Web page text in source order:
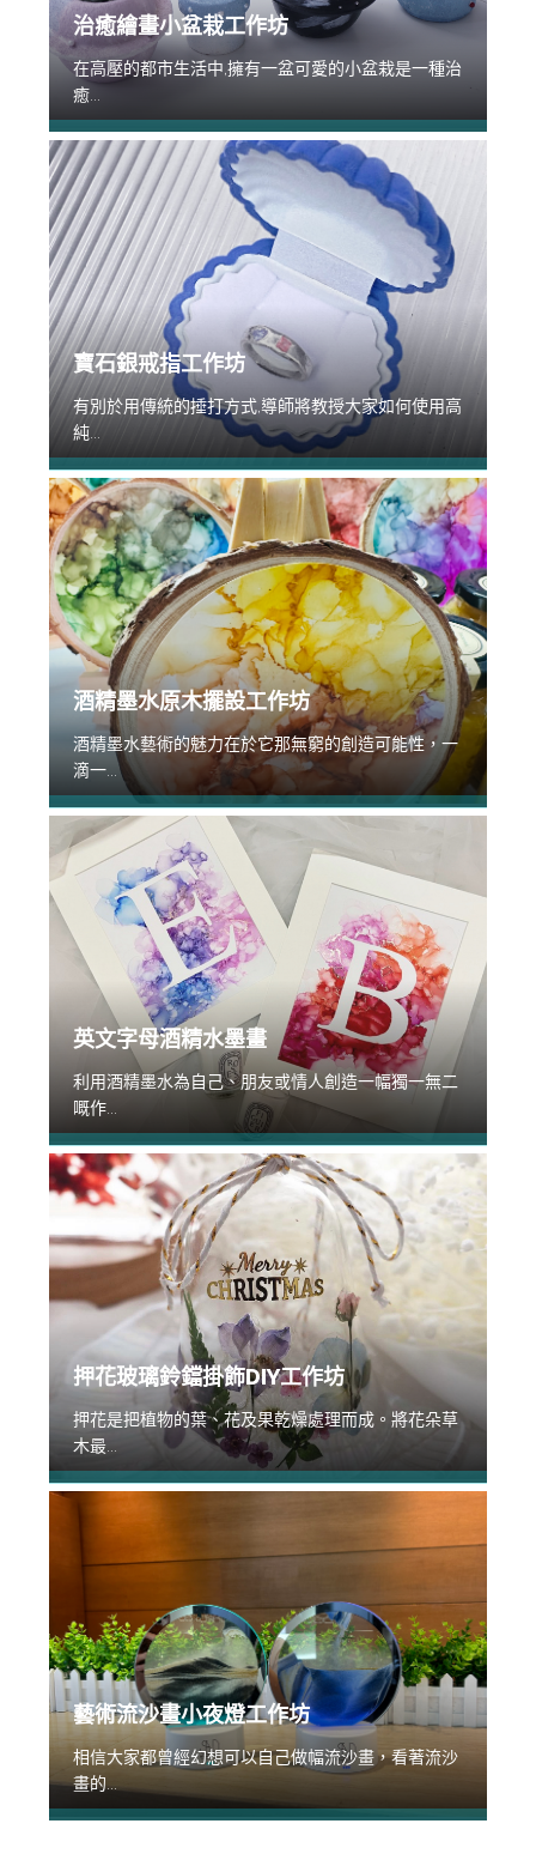
治癒繪畫小盆栽工作坊
在高壓的都市生活中,擁有一盆可愛的小盆栽是一種治
癒...
寶石銀戒指工作坊
有別於用傳統的捶打方式,導師將教授大家如何使用高
純...
酒精墨水原木擺設工作坊
酒精墨水藝術的魅力在於它那無窮的創造可能性，一
滴一...
英文字母酒精水墨畫
利用酒精墨水為自己、朋友或情人創造一幅獨一無二
嘅作...
押花玻璃鈴鐺掛飾DIY工作坊
押花是把植物的葉、花及果乾燥處理而成。將花朵草
木最...
藝術流沙畫小夜燈工作坊
相信大家都曾經幻想可以自己做幅流沙畫，看著流沙
畫的...